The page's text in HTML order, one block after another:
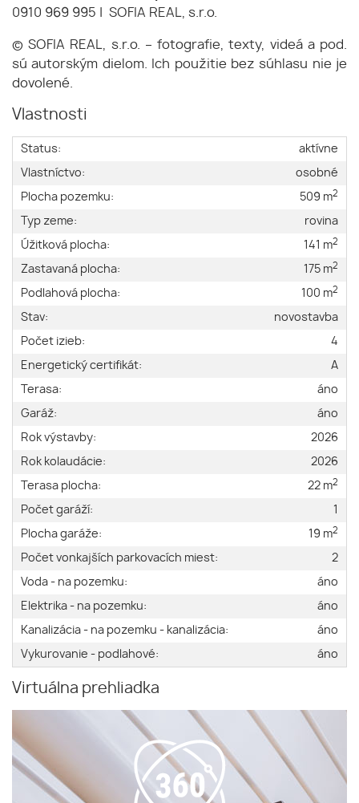
0910 969 995 | SOFIA REAL, s.r.o.
© SOFIA REAL, s.r.o. – fotografie, texty, videá a pod.
sú autorským dielom. Ich použitie bez súhlasu nie je
dovolené.
Vlastnosti
Status:
aktívne
Vlastníctvo:
osobné
Plocha pozemku:
509 m2
Typ zeme:
rovina
Úžitková plocha:
141 m2
Zastavaná plocha: 175 m2
Podlahová plocha: 100 m2
Stav:
novostavba
Počet izieb:
4
Energetický certifikát:
A
Terasa:
áno
Garáž:
áno
Rok výstavby:
2026
Rok kolaudácie:
2026
Terasa plocha:
22 m2
Počet garáží:
1
Plocha garáže:
19 m2
Počet vonkajších parkovacích miest:
2
Voda - na pozemku:
áno
Elektrika - na pozemku:
áno
Kanalizácia - na pozemku - kanalizácia:
áno
Vykurovanie - podlahové:
áno
Virtuálna prehliadka